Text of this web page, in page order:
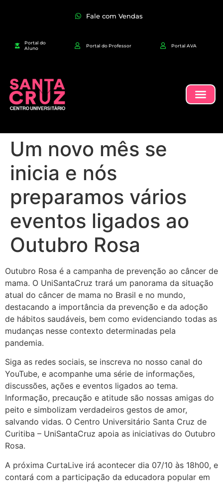
Fale com Vendas
Portal do
Aluno
Portal do Professor Portal AVA
Um novo mês se
inicia e nós
preparamos vários
eventos ligados ao
Outubro Rosa
Outubro Rosa é a campanha de prevenção ao câncer de
mama. O UniSantaCruz trará um panorama da situação
atual do câncer de mama no Brasil e no mundo,
destacando a importância da prevenção e da adoção
de hábitos saudáveis, bem como evidenciando todas as
mudanças nesse contexto determinadas pela
pandemia.
Siga as redes sociais, se inscreva no nosso canal do
YouTube, e acompanhe uma série de informações,
discussões, ações e eventos ligados ao tema.
Informação, precaução e atitude são nossas amigas do
peito e simbolizam verdadeiros gestos de amor,
salvando vidas. O Centro Universitário Santa Cruz de
Curitiba – UniSantaCruz apoia as iniciativas do Outubro
Rosa.
A próxima CurtaLive irá acontecer dia 07/10 às 18h00, e
contará com a participação da educadora popular em